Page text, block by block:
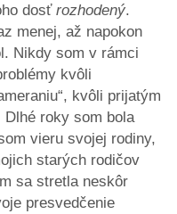
dosť rozhodený.
menej, až napokon
Nikdy som v rámci
kvôli
kvôli prijatým
roky som bola
vieru svojej rodiny,
starých rodičov
sa stretla neskôr
presvedčenie